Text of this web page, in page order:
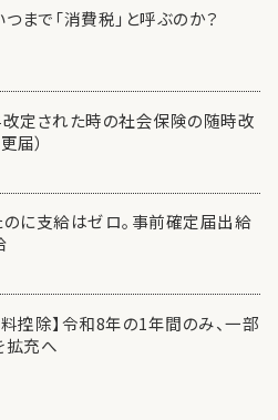
まで「消費税」と呼ぶのか？
定された時の社会保険の随時改
届）
に支給はゼロ。事前確定届出給
控除】令和8年の1年間のみ、一部
拡充へ